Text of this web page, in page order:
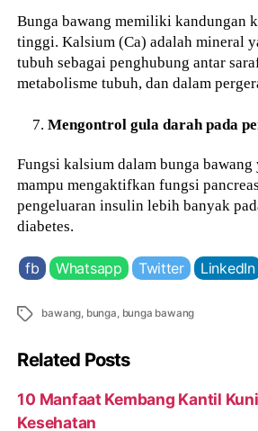
Bunga bawang memiliki kandungan
tinggi. Kalsium (Ca) adalah mineral
tubuh sebagai penghubung antar
metabolisme tubuh, dan dalam
Mengontrol gula darah pada
Fungsi kalsium dalam bunga
mampu mengaktifkan fungsi
pengeluaran insulin lebih banyak
diabetes.
fb Whatsapp Twitter LinkedIn
Tags bawang, bunga, bunga bawang
Related Posts
10 Manfaat Kembang Kantil
Kesehatan